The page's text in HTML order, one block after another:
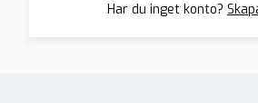
Har du inget konto?